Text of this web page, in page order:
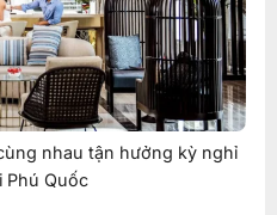
nhau tận hưởng kỳ nghỉ
Phú Quốc